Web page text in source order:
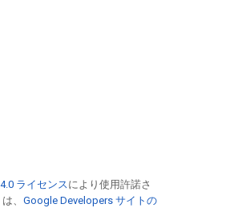
ライセンス により使用許諾さ
、 Google Developers サイトの